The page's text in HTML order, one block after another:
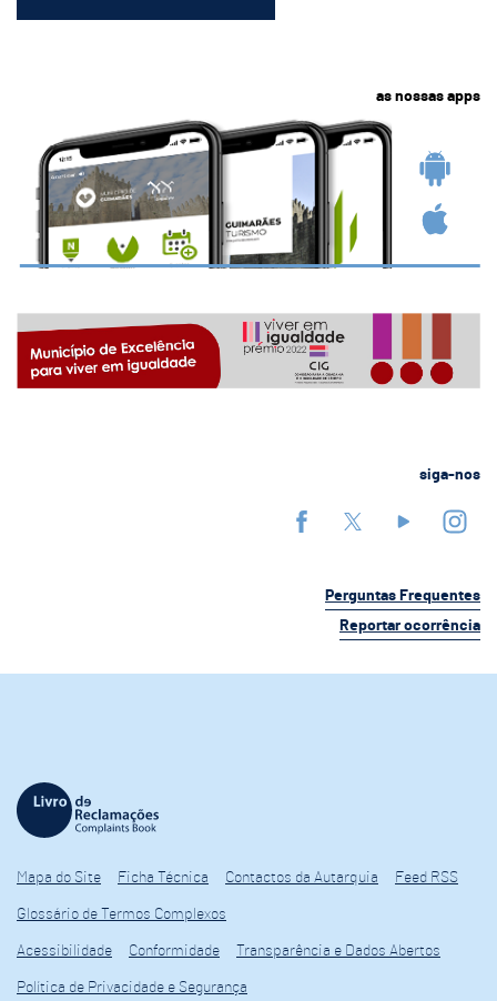
as nossas apps
siga-nos
Perguntas Frequentes
Reportar ocorrência
Mapa do Site Ficha Técnica Contactos da Autarquia Feed RSS
Glossário de Termos Complexos
Acessibilidade Conformidade Transparência e Dados Abertos
Política de Privacidade e Segurança